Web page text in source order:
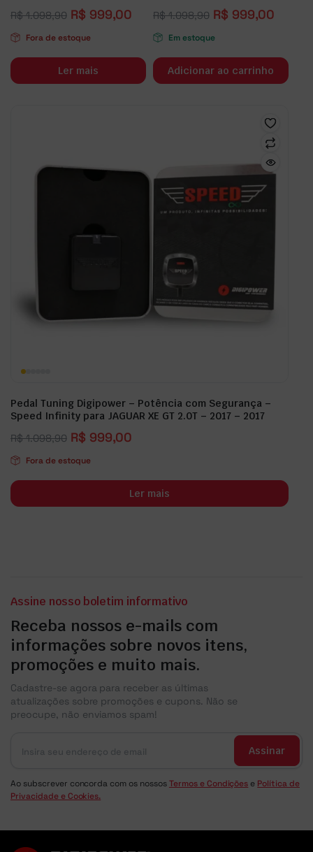
R$1.098,90 R$ 999,00
Fora de estoque
Ler mais
R$1.098,90 R$ 999,00
Em estoque
Adicionar ao carrinho
Pedal Tuning Digipower – Potência com Segurança –
Speed Infinity para JAGUAR XE GT 2.0T – 2017 – 2017
R$1.098,90 R$ 999,00
Fora de estoque
Ler mais
Assine nosso boletim informativo
Receba nossos e-mails com
informações sobre novos itens,
promoções e muito mais.
Cadastre-se agora para receber as últimas
atualizações sobre promoções e cupons. Não se
preocupe, não enviamos spam!
Assinar
Ao subscrever concorda com os nossosTermos e Condições e Política de
Privacidade e Cookies.